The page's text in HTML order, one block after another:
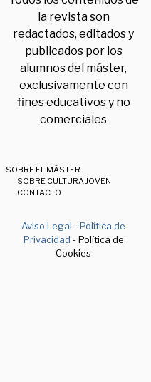
la revista son
redactados, editados y
publicados por los
alumnos del máster,
exclusivamente con
fines educativos y no
comerciales
SOBRE EL MÁSTER
SOBRE CULTURA JOVEN
CONTACTO
Aviso Legal -Política de
Privacidad - Política de
Cookies